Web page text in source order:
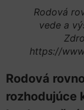
Rodová
vede a
https://
Rodová
rozhodujúce